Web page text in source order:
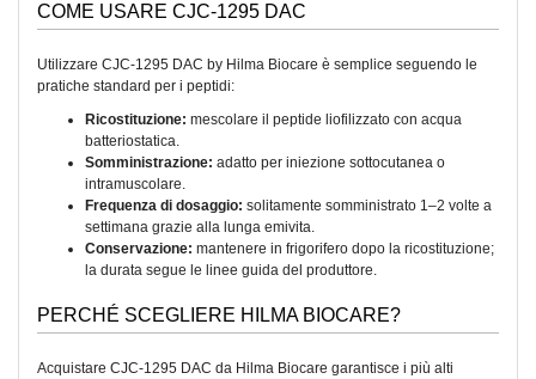
COME USARE CJC-1295 DAC
Utilizzare CJC-1295 DAC by Hilma Biocare è semplice seguendo le
pratiche standard per i peptidi:
Ricostituzione: mescolare il peptide liofilizzato con acqua
batteriostatica.
Somministrazione: adatto per iniezione sottocutanea o
intramuscolare.
Frequenza di dosaggio: solitamente somministrato 1–2 volte a
settimana grazie alla lunga emivita.
Conservazione: mantenere in frigorifero dopo la ricostituzione;
la durata segue le linee guida del produttore.
PERCHÉ SCEGLIERE HILMA BIOCARE?
Acquistare CJC-1295 DAC da Hilma Biocare garantisce i più alti